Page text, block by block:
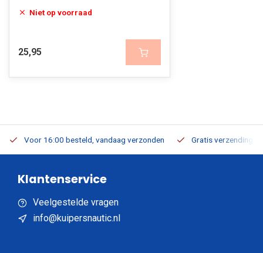
Niet op voorraad
25,95
Voor 16:00 besteld, vandaag verzonden Gratis verzending
Klantenservice
Veelgestelde vragen
info@kuipersnautic.nl